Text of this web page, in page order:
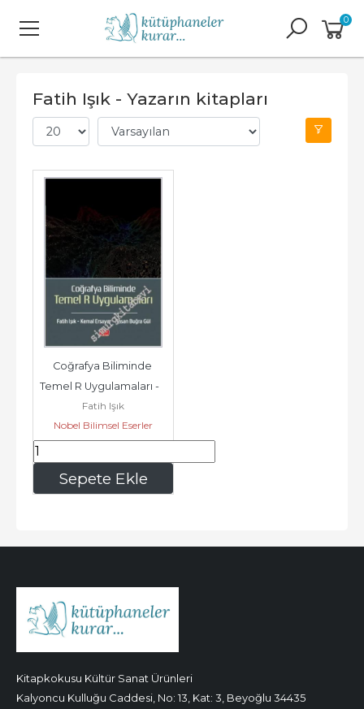
0
Fatih Işık - Yazarın kitapları
Sepete Ekle
Coğrafya Biliminde
Temel R Uygulamaları -
2025
Fatih Işık
Nobel Bilimsel Eserler
209,42
Kitapkokusu Kültür Sanat Ürünleri
Kalyoncu Kulluğu Caddesi, No: 13, Kat: 3, Beyoğlu 34435